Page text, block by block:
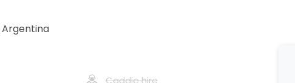
Argentina
Caddie hire